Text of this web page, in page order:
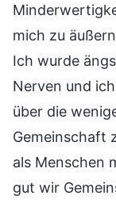
mich zu
Ich wurde
Nerven und
über die
Gemeinschaft
als Menschen
gut wir